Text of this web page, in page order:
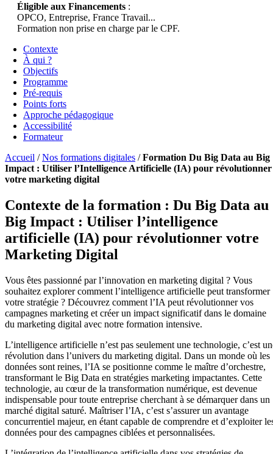
Éligible aux Financements :
OPCO, Entreprise, France Travail...
Formation non prise en charge par le CPF.
Contexte
À qui ?
Objectifs
Programme
Pré-requis
Points forts
Approche pédagogique
Accessibilité
Formateur
Accueil /Nos formations digitales /Formation Du Big Data au Big
Impact : Utiliser l’Intelligence Artificielle (IA) pour révolutionner
votre marketing digital
Contexte de la formation : Du Big Data au
Big Impact : Utiliser l’intelligence
artificielle (IA) pour révolutionner votre
Marketing Digital
Vous êtes passionné par l’innovation en marketing digital ? Vous
souhaitez explorer comment l’intelligence artificielle peut transformer
votre stratégie ? Découvrez comment l’IA peut révolutionner vos
campagnes marketing et créer un impact significatif dans le domaine
du marketing digital avec notre formation intensive.
L’intelligence artificielle n’est pas seulement une technologie, c’est
révolution dans l’univers du marketing digital. Dans un monde où les
données sont reines, l’IA se positionne comme le maître d’orchestre,
transformant le Big Data en stratégies marketing impactantes. Cette
technologie, au cœur de la transformation numérique, est devenue
indispensable pour toute entreprise cherchant à se démarquer dans un
marché digital saturé. Maîtriser l’IA, c’est s’assurer un avantage
concurrentiel majeur, en étant capable de comprendre et d’exploiter
données pour des campagnes ciblées et personnalisées.